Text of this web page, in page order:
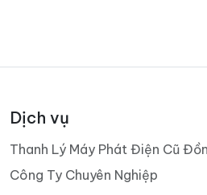
Dịch vụ
Thanh Lý Máy Phát Điện Cũ
Công Ty Chuyên Nghiệp